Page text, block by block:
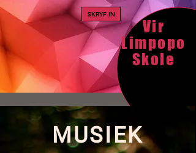
SKRYF IN
Vir
Limpopo
Skole
MUSIEK